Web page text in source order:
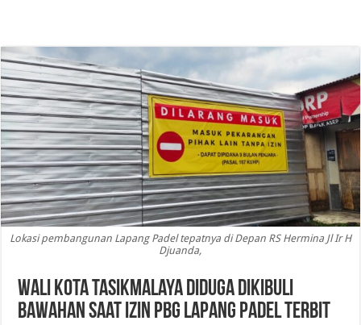
Lokasi pembangunan Lapang Padel tepatnya di Depan RS Hermina Jl Ir H
Djuanda,
Wali Kota Tasikmalaya Diduga Dikibuli
Bawahan saat Izin PBG Lapang Padel Terbit